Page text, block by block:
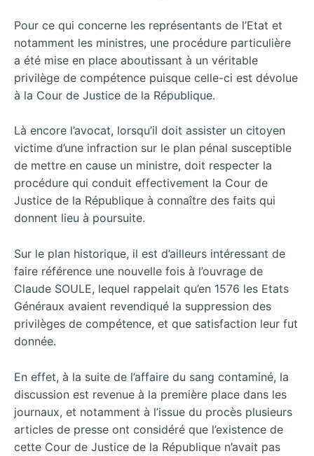
Pour ce qui concerne les représentants de l’Etat et
notamment les ministres, une procédure particulière
a été mise en place aboutissant à un véritable
privilège de compétence puisque celle-ci est dévolue
à la Cour de Justice de la République.
Là encore l’avocat, lorsqu’il doit assister un citoyen
victime d’une infraction sur le plan pénal susceptible
de mettre en cause un ministre, doit respecter la
procédure qui conduit effectivement la Cour de
Justice de la République à connaître des faits qui
donnent lieu à poursuite.
Sur le plan historique, il est d’ailleurs intéressant de
faire référence une nouvelle fois à l’ouvrage de
Claude SOULE, lequel rappelait qu’en 1576 les Etats
Généraux avaient revendiqué la suppression des
privilèges de compétence, et que satisfaction leur fut
donnée.
En effet, à la suite de l’affaire du sang contaminé, la
discussion est revenue à la première place dans les
journaux, et notamment à l’issue du procès plusieurs
articles de presse ont considéré que l’existence de
cette Cour de Justice de la République n’avait pas